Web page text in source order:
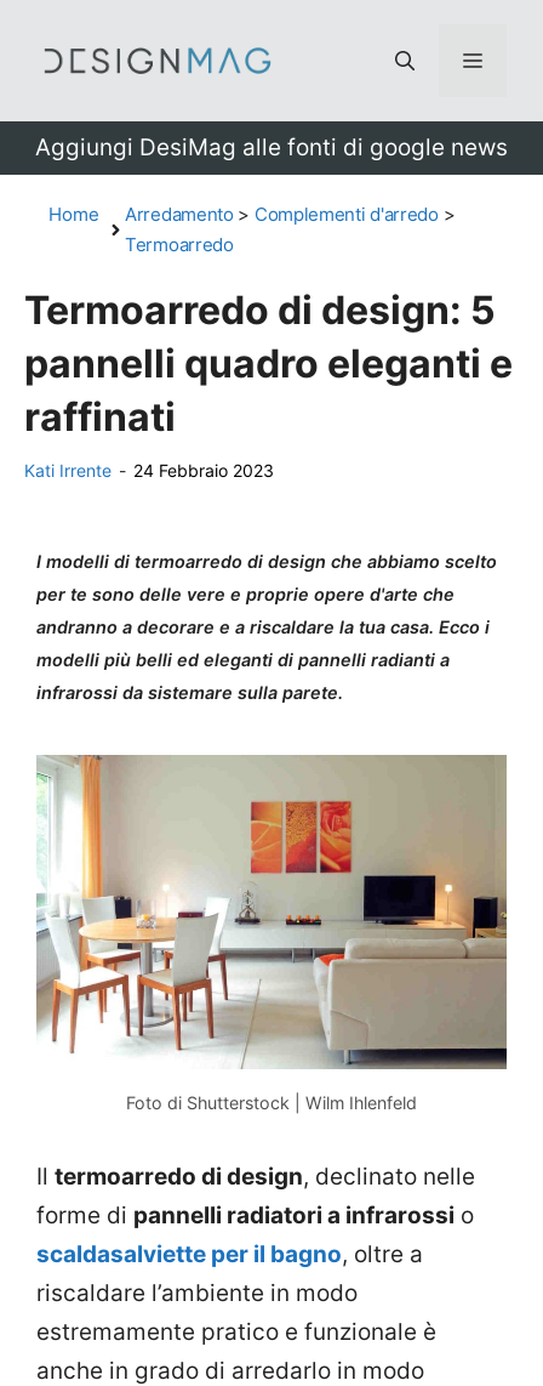
Menu
Aggiungi DesiMag alle fonti di google news
Home Arredamento > Complementi d'arredo >
Termoarredo
Termoarredo di design: 5
pannelli quadro eleganti e
raffinati
Kati Irrente - 24 Febbraio 2023
I modelli di termoarredo di design che abbiamo scelto
per te sono delle vere e proprie opere d'arte che
andranno a decorare e a riscaldare la tua casa. Ecco i
modelli più belli ed eleganti di pannelli radianti a
infrarossi da sistemare sulla parete.
Foto di Shutterstock | Wilm Ihlenfeld
Il termoarredo di design, declinato nelle
forme di pannelli radiatori a infrarossi o
scaldasalviette per il bagno, oltre a
riscaldare l’ambiente in modo
estremamente pratico e funzionale è
anche in grado di arredarlo in modo